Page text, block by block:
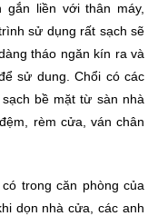
liền với thân máy,
sử dụng rất sạch sẽ
tháo ngăn kín ra và
sử dung. Chổi có các
bề mặt từ sàn nhà
rèm cửa, ván chân
trong căn phòng của
dọn nhà cửa, các anh